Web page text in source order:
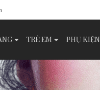
TRẺ EM PHỤ KIỆN